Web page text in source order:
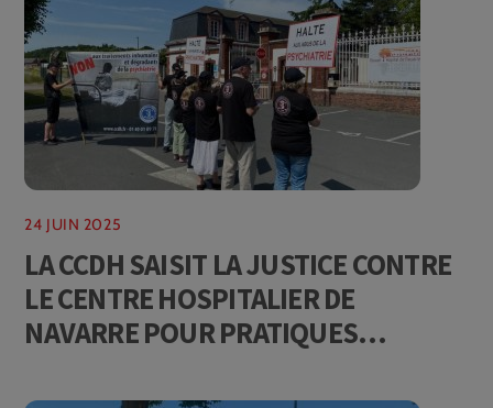
24 JUIN 2025
LA CCDH SAISIT LA JUSTICE CONTRE
LE CENTRE HOSPITALIER DE
NAVARRE POUR PRATIQUES